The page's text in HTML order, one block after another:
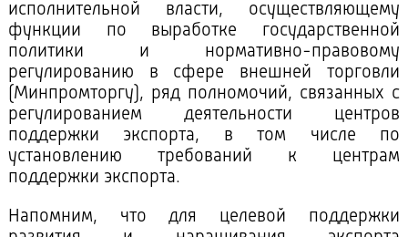
исполнительной власти, осуществляющему
функции по выработке государственной
политики и нормативно-правовому
регулированию в сфере внешней торговли
(Минпромторгу), ряд полномочий, связанных с
регулированием деятельности центров
поддержки экспорта, в том числе по
установлению требований к центрам
поддержки экспорта.
Напомним, что для целевой поддержки